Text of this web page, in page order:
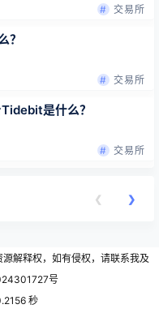
交易所
？
交易所
是什么？
交易所
❮ ❯
源解释权，如有侵权，请联系我及
号
秒